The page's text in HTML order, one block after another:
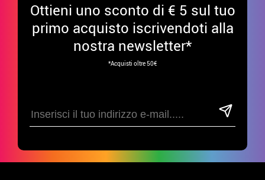
Ottieni uno sconto di € 5 sul tuo
primo acquisto iscrivendoti alla
nostra newsletter*
*Acquisti oltre 50€